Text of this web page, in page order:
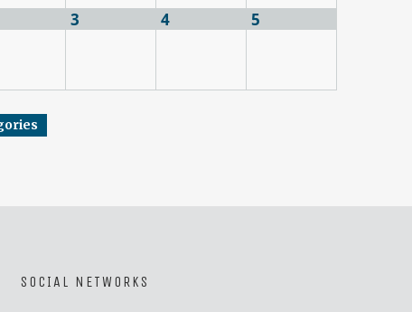
3 4 5
SOCIAL NETWORKS